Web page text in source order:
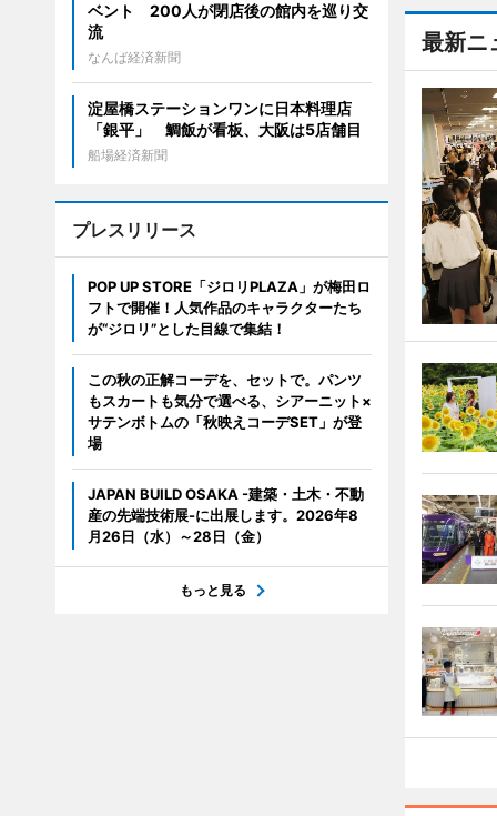
最新ニ
ベント 200人が閉店後の館内を巡り交
流
なんば経済新聞
淀屋橋ステーションワンに日本料理店
「銀平」 鯛飯が看板、大阪は5店舗目
船場経済新聞
プレスリリース
POP UP STORE「ジロリPLAZA」が梅田ロ
フトで開催！人気作品のキャラクターたち
が“ジロリ”とした目線で集結！
この秋の正解コーデを、セットで。パンツ
もスカートも気分で選べる、シアーニット×
サテンボトムの「秋映えコーデSET」が登
場
JAPAN BUILD OSAKA -建築・土木・不動
産の先端技術展-に出展します。2026年8
月26日（水）～28日（金）
もっと見る